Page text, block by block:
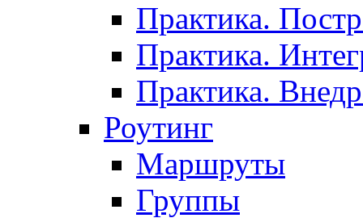
Практика.
Практика.
Практика.
Роутинг
Маршруты
Группы